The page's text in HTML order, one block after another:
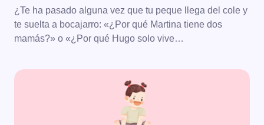
¿Te ha pasado alguna vez que tu peque llega del cole y
te suelta a bocajarro: «¿Por qué Martina tiene dos
mamás?» o «¿Por qué Hugo solo vive…